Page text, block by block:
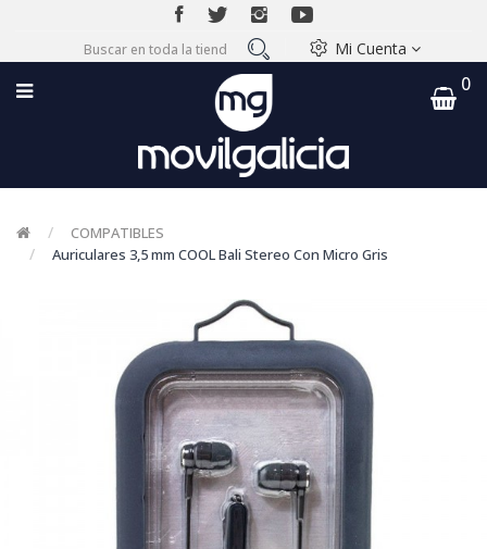
Mi Cuenta
0
COMPATIBLES
Auriculares 3,5 mm COOL Bali Stereo Con Micro Gris